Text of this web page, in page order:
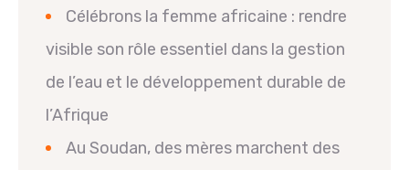
Célébrons la femme africaine : rendre
visible son rôle essentiel dans la gestion
de l’eau et le développement durable de
l’Afrique
Au Soudan, des mères marchent des